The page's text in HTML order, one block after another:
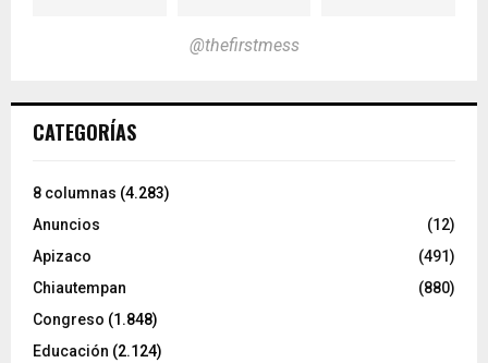
@thefirstmess
CATEGORÍAS
8 columnas (4.283)
Anuncios
(12)
Apizaco
(491)
Chiautempan
(880)
Congreso (1.848)
Educación (2.124)